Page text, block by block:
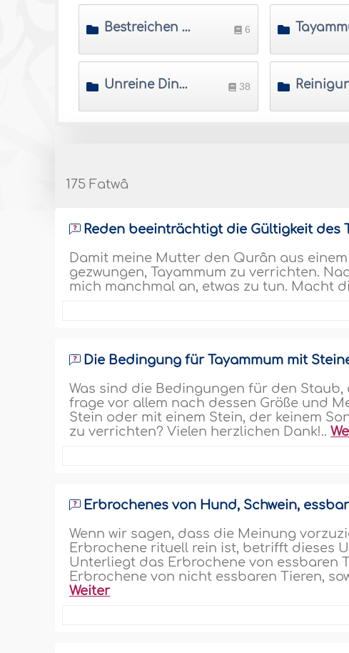
Bestreichen der Schuhe, Socken und Schienen 6
Unreine Dinge 38
175 Fatwâ
Reden beeinträchtigt die Gültigkeit des
Damit meine Mutter den Qurân aus
gezwungen, Tayammum zu verrichten.
mich manchmal an, etwas zu tun. Macht
Die Bedingung für Tayammum mit
Was sind die Bedingungen für den
frage vor allem nach dessen Größe und
Stein oder mit einem Stein, der keinem
zu verrichten? Vielen herzlichen Dank!..
Erbrochenes von Hund, Schwein,
Wenn wir sagen, dass die Meinung
Erbrochene rituell rein ist, betrifft dieses
Unterliegt das Erbrochene von essbaren
Erbrochene von nicht essbaren Tieren,
Weiter